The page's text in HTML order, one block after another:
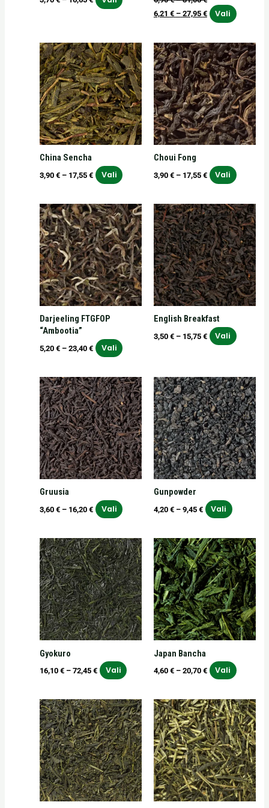
6,21 € – 27,95 € Vali
China Sencha
3,90€ – 17,55€
Hinnavahemik:
3,90 €
kuni
17,55 €
Vali
Sellel
tootel
on
mitu
varianti.
Valikuid
saab
teha
tootelehel.Choui Fong
3,90 € – 17,55 €
Hinnavahemik:
3,90 €
kuni
17,55 €
Vali
Sellel
tootel
on
mitu
varianti.
Valikuid
saab
teha
Darjeeling FTGFOP
“Ambootia”
5,20€ – 23,40€
Hinnavahemik:
5,20 €
kuni
23,40 €
Vali
Sellel
tootel
on
mitu
varianti.
Valikuid
saab
teha
tootelehel.English Breakfast
3,50 € – 15,75 €
Hinnavahemik:
3,50 €
kuni
15,75 €
Vali
Sellel
tootel
on
mitu
varianti.
Valikuid
saab
teha
Gruusia
3,60€ – 16,20€
Hinnavahemik:
3,60 €
kuni
16,20 €
Vali
Sellel
tootel
on
mitu
varianti.
Valikuid
saab
teha
tootelehel.Gunpowder
4,20 € – 9,45 €
Hinnavahemik:
4,20 €
kuni
9,45 €
Vali
Sellel
tootel
on
mitu
varianti.
Valikuid
saab
teha
Gyokuro
16,10€ – 72,45€
Hinnavahemik:
16,10 €
kuni
72,45 €
Vali
Sellel
tootel
on
mitu
varianti.
Valikuid
saab
teha
tootelehel.Japan Bancha
4,60 € – 20,70 €
Hinnavahemik:
4,60 €
kuni
20,70 €
Vali
Sellel
tootel
on
mitu
varianti.
Valikuid
saab
teha
Hinnavahemik:
9,70 €
kuni
43,65 €
Sellel
tootel
on
mitu
varianti.
Valikuid
saab
teha
Hinnavahemik:
5,70 €
kuni
25,65 €
Sellel
tootel
on
mitu
varianti.
Valikuid
saab
teha